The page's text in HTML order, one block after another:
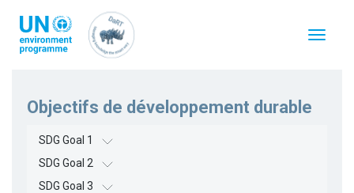
contenu
principal
Toggle
Objectifs de développement durable
SDG Goal 1
SDG Goal 2
SDG Goal 3